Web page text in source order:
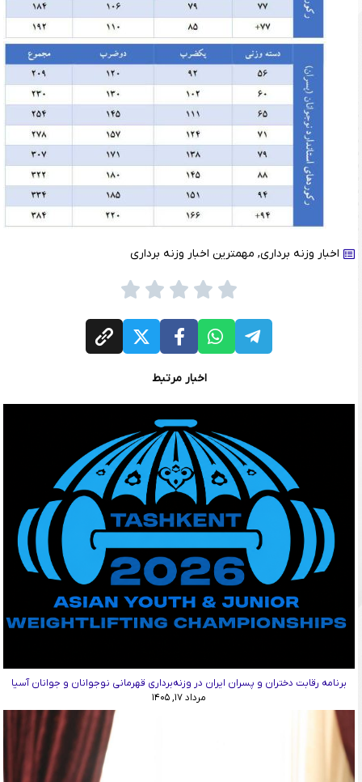
اخبار وزنه برداری, مهمترین اخبار وزنه برداری
اخبار مرتبط
برنامه رقابت دختران و پسران ایران در وزنه‌برداری قهرمانی نوجوانان و جوانان آسیا
مرداد ۱۷, ۱۴۰۵